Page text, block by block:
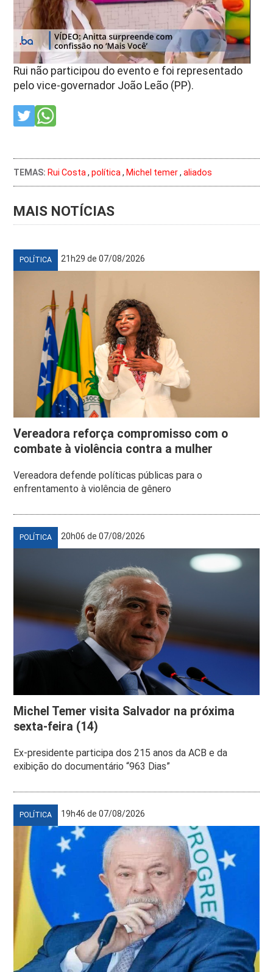
Rui não participou do evento e foi representado
pelo vice-governador João Leão (PP).
TEMAS: Rui Costa ,política , Michel temer,aliados
MAIS NOTÍCIAS
POLÍTICA 21h29 de 07/08/2026
Vereadora reforça compromisso com o
combate à violência contra a mulher
Vereadora defende políticas públicas para o
enfrentamento à violência de gênero
POLÍTICA 20h06 de 07/08/2026
Michel Temer visita Salvador na próxima
sexta-feira (14)
Ex-presidente participa dos 215 anos da ACB e da
exibição do documentário “963 Dias”
POLÍTICA 19h46 de 07/08/2026